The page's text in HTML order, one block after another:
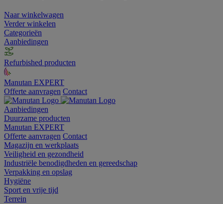
Naar winkelwagen
Verder winkelen
Categorieën
Aanbiedingen
Refurbished producten
Manutan EXPERT
Offerte aanvragen Contact
Aanbiedingen
Duurzame producten
Manutan EXPERT
Offerte aanvragen Contact
Magazijn en werkplaats
Veiligheid en gezondheid
Industriële benodigdheden en gereedschap
Verpakking en opslag
Hygiëne
Sport en vrije tijd
Terrein